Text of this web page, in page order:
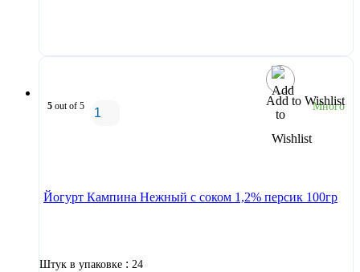
Add to Wishlist
5 out of 5 Много
Йогурт Кампина Нежный с соком 1,2% персик 100гр
Штук в упаковке : 24